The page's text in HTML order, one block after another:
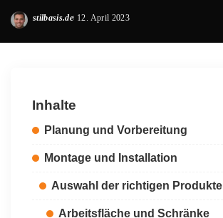
Posted
stilbasis.de 12. April 2023
Inhalte
Planung und Vorbereitung
Montage und Installation
Auswahl der richtigen Produkte
Arbeitsfläche und Schränke